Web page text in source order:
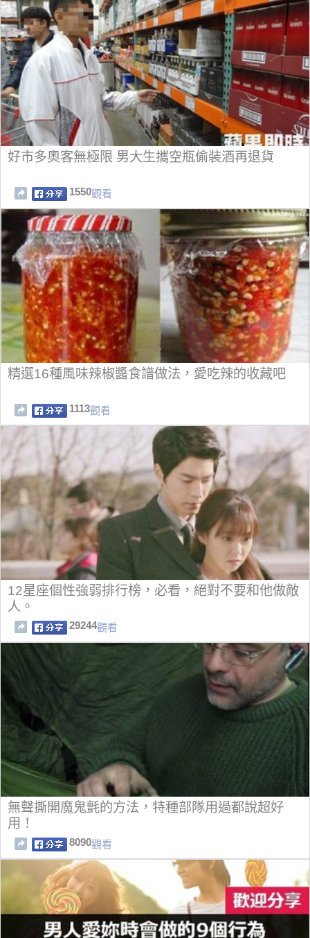
好市多奧客無極限 男大生攜空瓶偷裝酒再退貨
1550觀看
精選16種風味辣椒醬食譜做法，愛吃辣的收藏吧
1113觀看
12星座個性強弱排行榜，必看，絕對不要和他做敵
人。
29244觀看
無聲撕開魔鬼氈的方法，特種部隊用過都說超好
用！
8090觀看